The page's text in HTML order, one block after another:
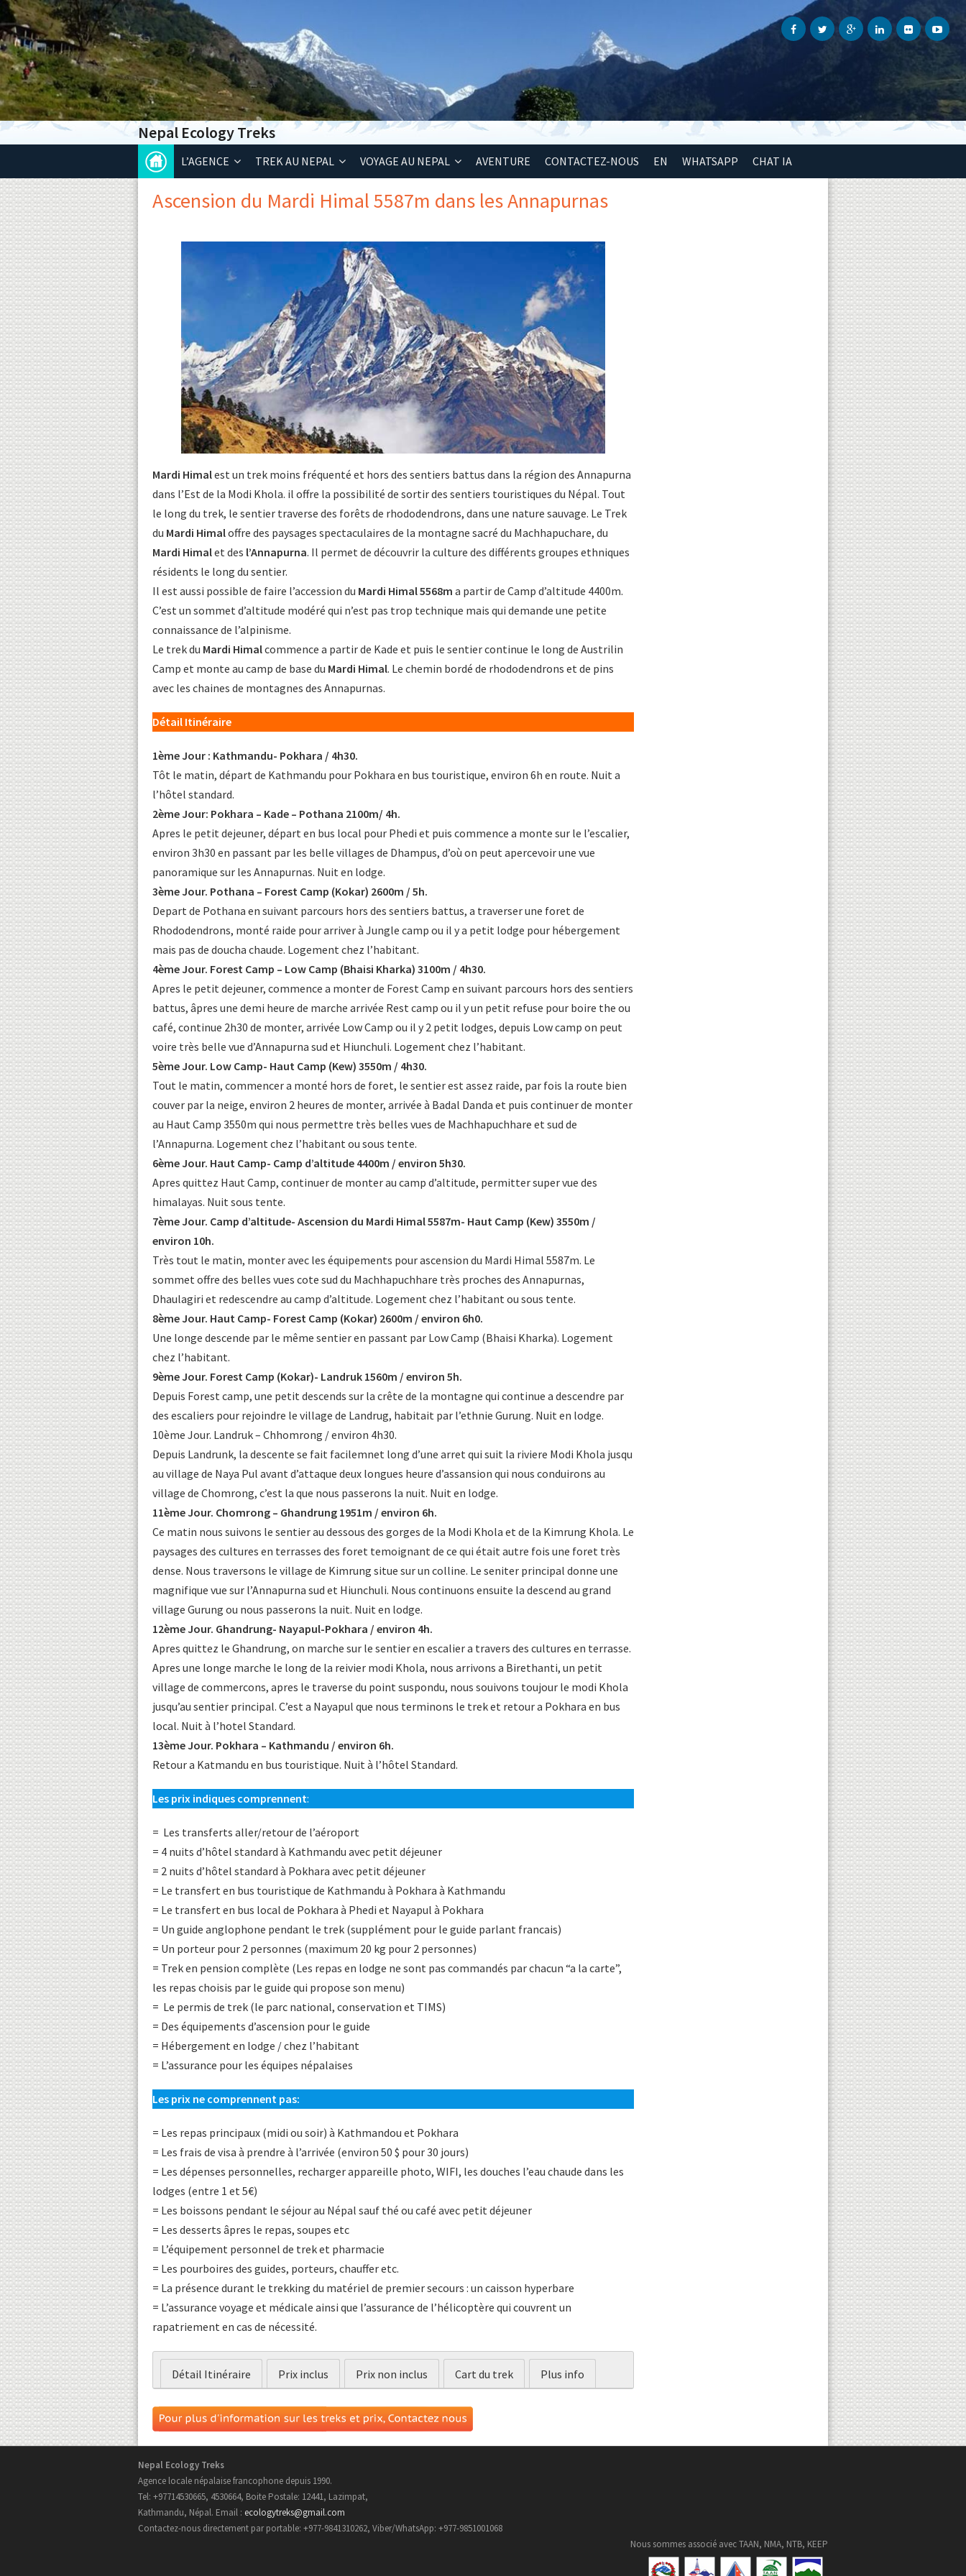
Nepal Ecology Treks
L’AGENCE TREK AU NEPAL VOYAGE AU NEPAL AVENTURE CONTACTEZ-NOUS EN WHATSAPP CHAT IA
Ascension du Mardi Himal 5587m dans les Annapurnas
Mardi Himalest un trek moins fréquenté et hors des sentiers battus dans la région des Annapurna
dans l’Est de la Modi Khola. il offre la possibilité de sortir des sentiers touristiques du Népal. Tout
le long du trek, le sentier traverse des forêts de rhododendrons, dans une nature sauvage. Le Trek
du Mardi Himaloffre des paysages spectaculaires de la montagne sacré du Machhapuchare, du
Mardi Himalet des l’Annapurna. Il permet de découvrir la culture des différents groupes ethniques
résidents le long du sentier.
Il est aussi possible de faire l’accession du Mardi Himal 5568m a partir de Camp d’altitude 4400m.
C’est un sommet d’altitude modéré qui n’est pas trop technique mais qui demande une petite
connaissance de l’alpinisme.
Le trek du Mardi Himalcommence a partir de Kade et puis le sentier continue le long de Austrilin
Camp et monte au camp de base du Mardi Himal. Le chemin bordé de rhododendrons et de pins
avec les chaines de montagnes des Annapurnas.
Détail Itinéraire
1ème Jour : Kathmandu- Pokhara / 4h30.
Tôt le matin, départ de Kathmandu pour Pokhara en bus touristique, environ 6h en route. Nuit a
l’hôtel standard.
2ème Jour: Pokhara – Kade – Pothana 2100m/ 4h.
Apres le petit dejeuner, départ en bus local pour Phedi et puis commence a monte sur le l’escalier,
environ 3h30 en passant par les belle villages de Dhampus, d’où on peut apercevoir une vue
panoramique sur les Annapurnas. Nuit en lodge.
3ème Jour. Pothana – Forest Camp (Kokar) 2600m / 5h.
Depart de Pothana en suivant parcours hors des sentiers battus, a traverser une foret de
Rhododendrons, monté raide pour arriver à Jungle camp ou il y a petit lodge pour hébergement
mais pas de doucha chaude. Logement chez l’habitant.
4ème Jour. Forest Camp – Low Camp (Bhaisi Kharka) 3100m / 4h30.
Apres le petit dejeuner, commence a monter de Forest Camp en suivant parcours hors des sentiers
battus, âpres une demi heure de marche arrivée Rest camp ou il y un petit refuse pour boire the ou
café, continue 2h30 de monter, arrivée Low Camp ou il y 2 petit lodges, depuis Low camp on peut
voire très belle vue d’Annapurna sud et Hiunchuli. Logement chez l’habitant.
5ème Jour. Low Camp- Haut Camp (Kew) 3550m / 4h30.
Tout le matin, commencer a monté hors de foret, le sentier est assez raide, par fois la route bien
couver par la neige, environ 2 heures de monter, arrivée à Badal Danda et puis continuer de monter
au Haut Camp 3550m qui nous permettre très belles vues de Machhapuchhare et sud de
l’Annapurna. Logement chez l’habitant ou sous tente.
6ème Jour. Haut Camp- Camp d’altitude 4400m / environ 5h30.
Apres quittez Haut Camp, continuer de monter au camp d’altitude, permitter super vue des
himalayas. Nuit sous tente.
7ème Jour. Camp d’altitude- Ascension du Mardi Himal 5587m- Haut Camp (Kew) 3550m /
environ 10h.
Très tout le matin, monter avec les équipements pour ascension du Mardi Himal 5587m. Le
sommet offre des belles vues cote sud du Machhapuchhare très proches des Annapurnas,
Dhaulagiri et redescendre au camp d’altitude. Logement chez l’habitant ou sous tente.
8ème Jour. Haut Camp- Forest Camp (Kokar) 2600m / environ 6h0.
Une longe descende par le même sentier en passant par Low Camp (Bhaisi Kharka). Logement
chez l’habitant.
9ème Jour. Forest Camp (Kokar)- Landruk 1560m / environ 5h.
Depuis Forest camp, une petit descends sur la crête de la montagne qui continue a descendre par
des escaliers pour rejoindre le village de Landrug, habitait par l’ethnie Gurung. Nuit en lodge.
10ème Jour. Landruk – Chhomrong / environ 4h30.
Depuis Landrunk, la descente se fait facilemnet long d’une arret qui suit la riviere Modi Khola jusqu
au village de Naya Pul avant d’attaque deux longues heure d’assansion qui nous conduirons au
village de Chomrong, c’est la que nous passerons la nuit. Nuit en lodge.
11ème Jour. Chomrong – Ghandrung 1951m / environ 6h.
Ce matin nous suivons le sentier au dessous des gorges de la Modi Khola et de la Kimrung Khola. Le
paysages des cultures en terrasses des foret temoignant de ce qui était autre fois une foret très
dense. Nous traversons le village de Kimrung situe sur un colline. Le seniter principal donne une
magnifique vue sur l’Annapurna sud et Hiunchuli. Nous continuons ensuite la descend au grand
village Gurung ou nous passerons la nuit. Nuit en lodge.
12ème Jour. Ghandrung- Nayapul-Pokhara / environ 4h.
Apres quittez le Ghandrung, on marche sur le sentier en escalier a travers des cultures en terrasse.
Apres une longe marche le long de la reivier modi Khola, nous arrivons a Birethanti, un petit
village de commercons, apres le traverse du point suspondu, nous souivons toujour le modi Khola
jusqu’au sentier principal. C’est a Nayapul que nous terminons le trek et retour a Pokhara en bus
local. Nuit à l’hotel Standard.
13ème Jour. Pokhara – Kathmandu / environ 6h.
Retour a Katmandu en bus touristique. Nuit à l’hôtel Standard.
Les prix indiques comprennent:
= Les transferts aller/retour de l’aéroport
= 4 nuits d’hôtel standard à Kathmandu avec petit déjeuner
= 2 nuits d’hôtel standard à Pokhara avec petit déjeuner
= Le transfert en bus touristique de Kathmandu à Pokhara à Kathmandu
= Le transfert en bus local de Pokhara à Phedi et Nayapul à Pokhara
= Un guide anglophone pendant le trek (supplément pour le guide parlant francais)
= Un porteur pour 2 personnes (maximum 20 kg pour 2 personnes)
= Trek en pension complète (Les repas en lodge ne sont pas commandés par chacun “a la carte”,
les repas choisis par le guide qui propose son menu)
= Le permis de trek (le parc national, conservation et TIMS)
= Des équipements d’ascension pour le guide
= Hébergement en lodge / chez l’habitant
= L’assurance pour les équipes népalaises
Les prix ne comprennent pas:
= Les repas principaux (midi ou soir) à Kathmandou et Pokhara
= Les frais de visa à prendre à l’arrivée (environ 50 $ pour 30 jours)
= Les dépenses personnelles, recharger appareille photo, WIFI, les douches l’eau chaude dans les
lodges (entre 1 et 5€)
= Les boissons pendant le séjour au Népal sauf thé ou café avec petit déjeuner
= Les desserts âpres le repas, soupes etc
= L’équipement personnel de trek et pharmacie
= Les pourboires des guides, porteurs, chauffer etc.
= La présence durant le trekking du matériel de premier secours : un caisson hyperbare
= L’assurance voyage et médicale ainsi que l’assurance de l’hélicoptère qui couvrent un
rapatriement en cas de nécessité.
Détail Itinéraire Prix inclus Prix non inclus Cart du trek Plus info
Nepal Ecology Treks
Agence locale népalaise francophone depuis 1990.
Tel: +97714530665, 4530664, Boite Postale: 12441, Lazimpat,
Kathmandu, Népal. Email : ecologytreks@gmail.com
Contactez-nous directement par portable: +977-9841310262, Viber/WhatsApp: +977-9851001068
Nous sommes associé avec TAAN, NMA, NTB, KEEP